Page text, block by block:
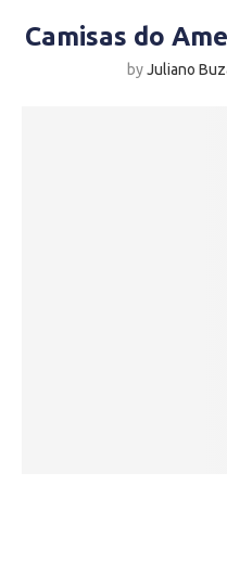
Camisas do
byJuliano